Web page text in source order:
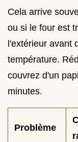
Cela arrive
ou si le four est
l'extérieur avant
température.
couvrez d'un
minutes.
Problème